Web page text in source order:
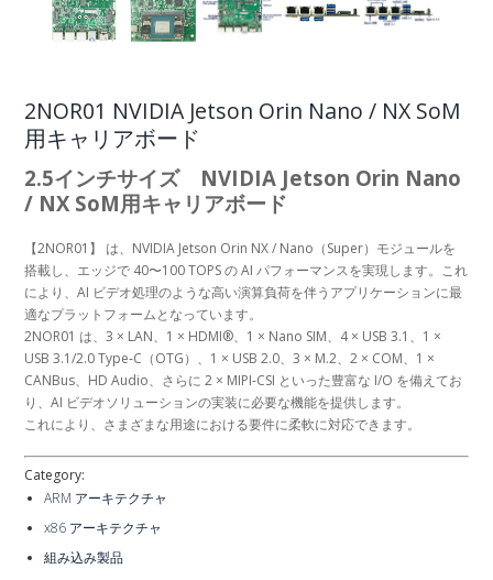
2NOR01 NVIDIA Jetson Orin Nano / NX SoM
用キャリアボード
2.5インチサイズ NVIDIA Jetson Orin Nano
/ NX SoM用キャリアボード
【2NOR01】 は、NVIDIA Jetson Orin NX / Nano（Super）モジュールを
搭載し、エッジで 40〜100 TOPS の AI パフォーマンスを実現します。これ
により、AI ビデオ処理のような高い演算負荷を伴うアプリケーションに最
適なプラットフォームとなっています。
2NOR01 は、3 × LAN、1 × HDMI®、1 × Nano SIM、4 × USB 3.1、1 ×
USB 3.1/2.0 Type‑C（OTG）、1 × USB 2.0、3 × M.2、2 × COM、1 ×
CANBus、HD Audio、さらに 2 × MIPI‑CSI といった豊富な I/O を備えてお
り、AI ビデオソリューションの実装に必要な機能を提供します。
これにより、さまざまな用途における要件に柔軟に対応できます。
Category:
ARM アーキテクチャ
x86 アーキテクチャ
組み込み製品